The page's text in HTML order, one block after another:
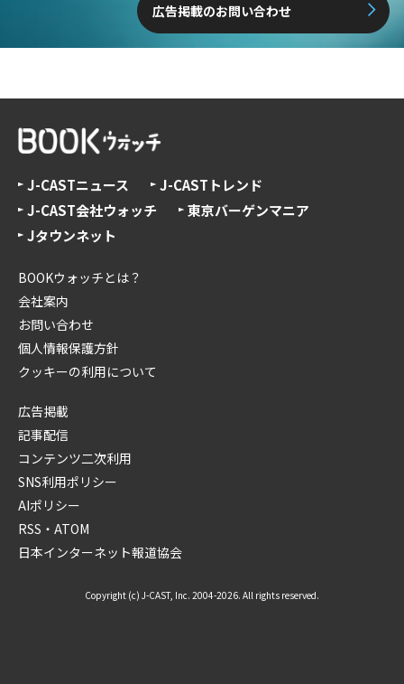
広告掲載のお問い合わせ
J-CASTニュース
J-CASTトレンド
J-CAST会社ウォッチ
東京バーゲンマニア
Jタウンネット
BOOKウォッチとは？
会社案内
お問い合わせ
個人情報保護方針
クッキーの利用について
広告掲載
記事配信
コンテンツ二次利用
SNS利用ポリシー
AIポリシー
RSS・ATOM
日本インターネット報道協会
Copyright (c) J-CAST, Inc. 2004-2026. All rights reserved.